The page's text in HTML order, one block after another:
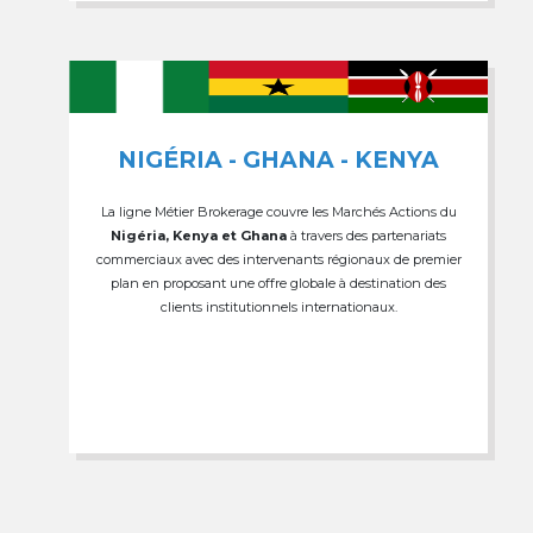
NIGÉRIA - GHANA - KENYA
La ligne Métier Brokerage couvre les Marchés Actions du
Nigéria, Kenya et Ghana à travers des partenariats
commerciaux avec des intervenants régionaux de premier
plan en proposant une offre globale à destination des
clients institutionnels internationaux.